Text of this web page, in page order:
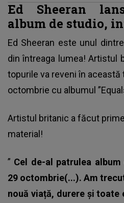
Ed Sheeran
album de studio,
Ed Sheeran este unul
din întreaga lumea! Artistul
topurile va reveni în această
octombrie cu albumul
Artistul britanic a făcut
material!
” Cel de-al patrulea
29 octombrie(...). Am
nouă viață, durere și